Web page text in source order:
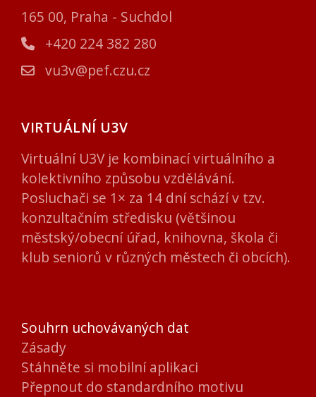
165 00, Praha - Suchdol
+420 224 382 280
vu3v@pef.czu.cz
VIRTUÁLNÍ U3V
Virtuální U3V je kombinací virtuálního a
kolektivního způsobu vzdělávání.
Posluchači se 1× za 14 dní schází v tzv.
konzultačním středisku (většinou
městský/obecní úřad, knihovna, škola či
klub seniorů v různých městech či obcích).
Souhrn uchovávaných dat
Zásady
Stáhněte si mobilní aplikaci
Přepnout do standardního motivu